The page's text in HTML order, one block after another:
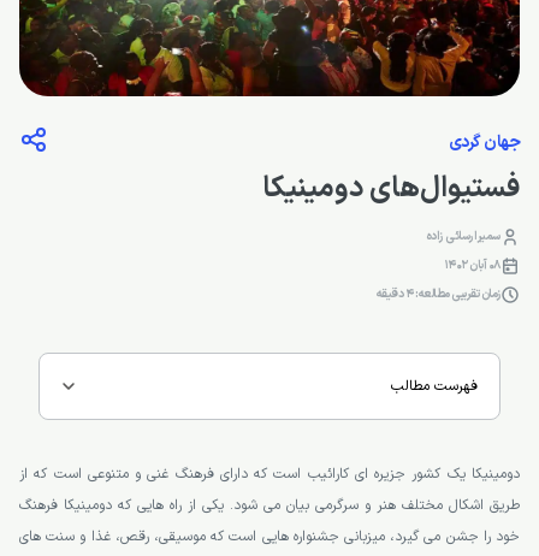
جهان گردی
فستیوال‌های دومینیکا
سمیرا رسائی زاده
08 آبان 1402
زمان تقریبی مطالعه: 4 دقیقه
فهرست مطالب
دومینیکا یک کشور جزیره ای کارائیب است که دارای فرهنگ غنی و متنوعی است که از
طریق اشکال مختلف هنر و سرگرمی بیان می شود. یکی از راه هایی که دومینیکا فرهنگ
خود را جشن می گیرد، میزبانی جشنواره هایی است که موسیقی، رقص، غذا و سنت های